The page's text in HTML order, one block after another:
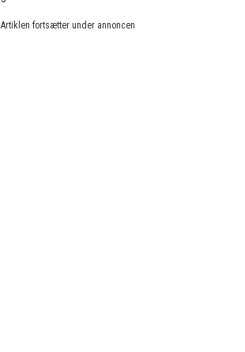
Artiklen fortsætter under annoncen